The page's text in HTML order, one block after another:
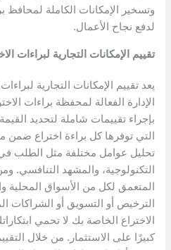
وتسخير الإمكانات الكاملة لمحافظ
لدفع نجاح الأعمال.
تقييم الإمكانات التجارية لبراءات
يعد تقييم الإمكانات التجارية
بإجراء تقييمات شاملة لتحديد
التي توفرها كل براءة اختراع
تحليل عوامل مختلفة مثل الطلب
التكنولوجية، والمشهد التنافسي.
المتعمق لكل من الأسواق المحلية
الترخيص أو التسويق أو الشراكات
الاختراع الخاصة بك لا تحمي
كبيرًا على الاستثمار. من خلال